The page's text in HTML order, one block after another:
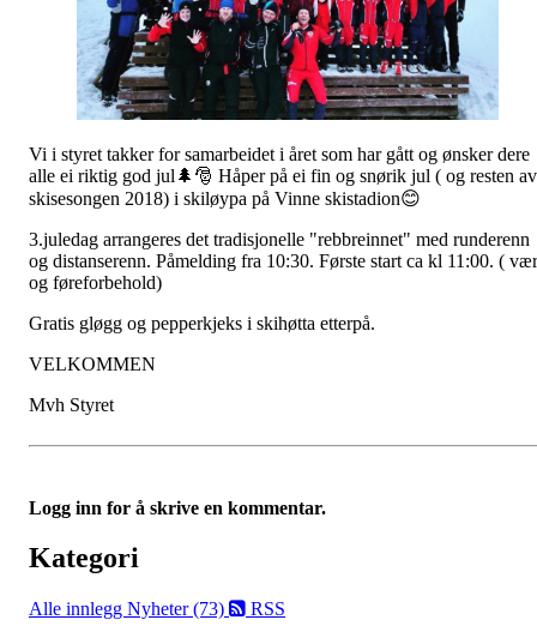
Vi i styret takker for samarbeidet i året som har gått og ønsker dere
alle ei riktig god jul🌲🎅 Håper på ei fin og snørik jul ( og resten av
skisesongen 2018) i skiløypa på Vinne skistadion😊
3.juledag arrangeres det tradisjonelle "rebbreinnet" med runderenn
og distanserenn. Påmelding fra 10:30. Første start ca kl 11:00. ( vær
og føreforbehold)
Gratis gløgg og pepperkjeks i skihøtta etterpå.
VELKOMMEN
Mvh Styret
Logg inn for å skrive en kommentar.
Kategori
Alle innlegg Nyheter (73) RSS